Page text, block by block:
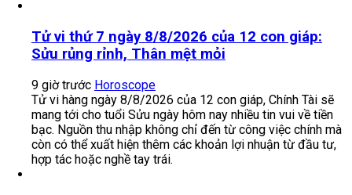
Tử vi thứ 7 ngày 8/8/2026 của 12 con giáp:
Sửu rủng rỉnh, Thân mệt mỏi
9 giờ trước Horoscope
Tử vi hàng ngày 8/8/2026 của 12 con giáp, Chính Tài sẽ
mang tới cho tuổi Sửu ngày hôm nay nhiều tin vui về tiền
bạc. Nguồn thu nhập không chỉ đến từ công việc chính mà
còn có thể xuất hiện thêm các khoản lợi nhuận từ đầu tư,
hợp tác hoặc nghề tay trái.